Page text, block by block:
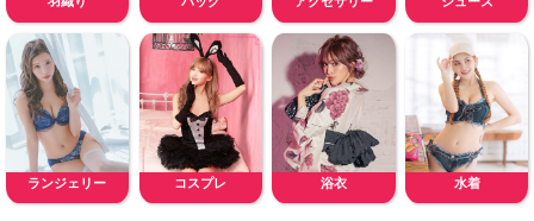
ランジェリー コスプレ 浴衣 水着